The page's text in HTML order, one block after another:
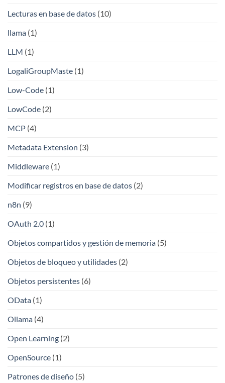
Lecturas en base de datos (10)
llama (1)
LLM (1)
LogaliGroupMaste (1)
Low-Code (1)
LowCode (2)
MCP (4)
Metadata Extension (3)
Middleware (1)
Modificar registros en base de datos (2)
n8n (9)
OAuth 2.0 (1)
Objetos compartidos y gestión de memoria (5)
Objetos de bloqueo y utilidades (2)
Objetos persistentes (6)
OData (1)
Ollama (4)
Open Learning (2)
OpenSource (1)
Patrones de diseño (5)